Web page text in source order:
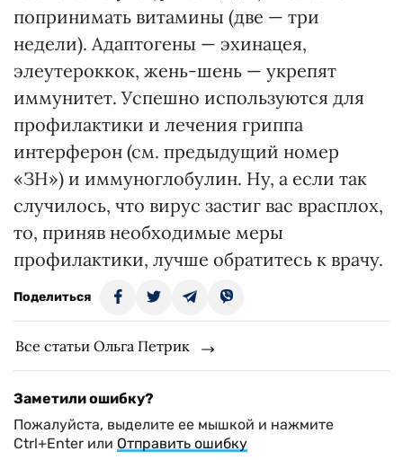
попринимать витамины (две — три
недели). Адаптогены — эхинацея,
элеутероккок, жень-шень — укрепят
иммунитет. Успешно используются для
профилактики и лечения гриппа
интерферон (см. предыдущий номер
«ЗН») и иммуноглобулин. Ну, а если так
случилось, что вирус застиг вас врасплох,
то, приняв необходимые меры
профилактики, лучше обратитесь к врачу.
Поделиться
Все статьи Ольга Петрик
Заметили ошибку?
Пожалуйста, выделите ее мышкой и нажмите
Ctrl+Enter или Отправить ошибку